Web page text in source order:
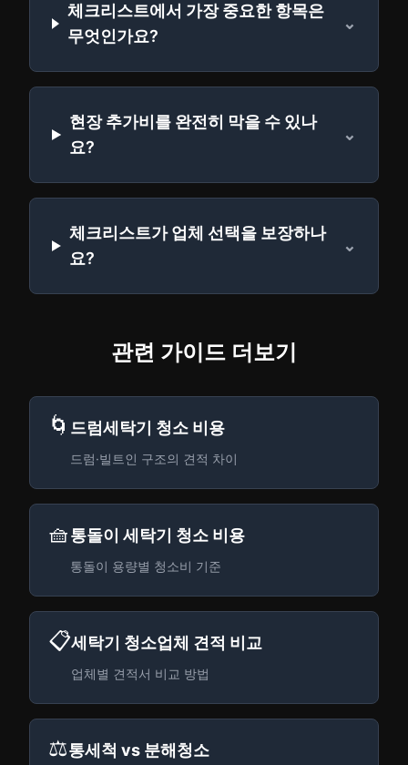
체크리스트에서 가장 중요한 항목은
무엇인가요?
⌄
현장 추가비를 완전히 막을 수 있나
요?
⌄
체크리스트가 업체 선택을 보장하나
요?
⌄
관련 가이드 더보기
🌀 드럼세탁기 청소 비용
드럼·빌트인 구조의 견적 차이
🧺통돌이 세탁기 청소 비용
통돌이 용량별 청소비 기준
📋세탁기 청소업체 견적 비교
업체별 견적서 비교 방법
⚖️통세척 vs 분해청소